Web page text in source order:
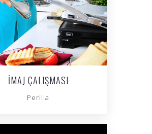
İMAJ ÇALIŞMASI
Perilla